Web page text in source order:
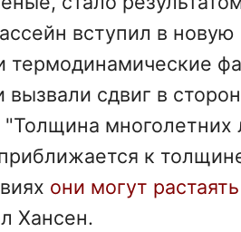
вступил в новую
термодинамические
вызвали сдвиг в
многолетних
к
они могут
Хансен.